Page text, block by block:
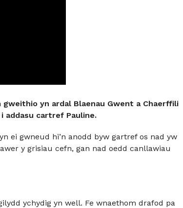
gweithio yn ardal Blaenau Gwent a Chaerffili
addasu cartref Pauline.
ei gwneud hi’n anodd byw gartref os nad yw
y grisiau cefn, gan nad oedd canllawiau
ychydig yn well. Fe wnaethom drafod pa